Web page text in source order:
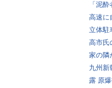
「泥
高速に
立体駐
高市氏
家の隣
九州新
露 原